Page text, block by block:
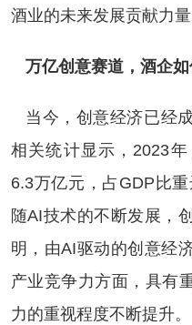
酒业的未来发展贡献力量
万亿创意赛道，酒企
当今，创意经济已经
相关统计显示，2023
6.3万亿元，占GDP比
随AI技术的不断发展，
明，由AI驱动的创意经
产业竞争力方面，具有
力的重视程度不断提升。